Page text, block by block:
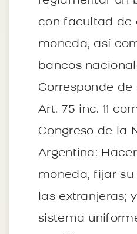
con facultad de
moneda, así
bancos
Corresponde de
Art. 75 inc. 11
Congreso de la
Argentina:
moneda, fijar su
las extranjeras;
sistema